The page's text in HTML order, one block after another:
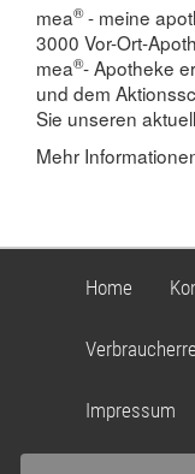
mea®- meine
3000 Vor-Ort-
mea®- Apotheke
und dem
Sie unseren
Mehr
Home
Impressum